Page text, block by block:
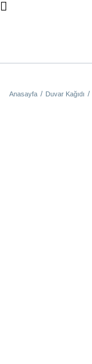
Anasayfa Duvar Kağıdı